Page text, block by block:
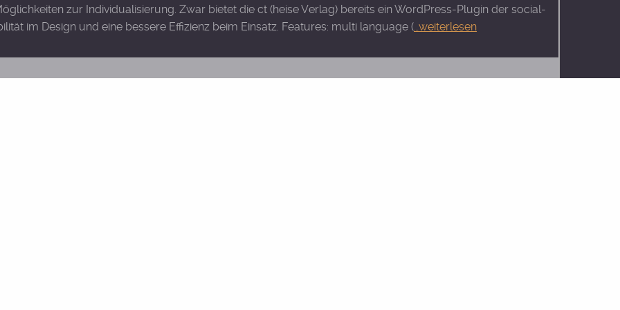
zur Individualisierung. Zwar bietet die ct (heise Verlag) bereits ein WordPress-Plugin der social-
im Design und eine bessere Effizienz beim Einsatz. Features: multi language ( …weiterlesen